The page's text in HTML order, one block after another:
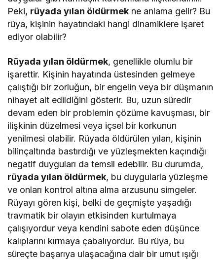
Peki, rüyada yılan öldürmek ne anlama gelir? Bu
rüya, kişinin hayatındaki hangi dinamiklere işaret
ediyor olabilir?
Rüyada yılan öldürmek, genellikle olumlu bir
işarettir. Kişinin hayatında üstesinden gelmeye
çalıştığı bir zorluğun, bir engelin veya bir düşmanın
nihayet alt edildiğini gösterir. Bu, uzun süredir
devam eden bir problemin çözüme kavuşması, bir
ilişkinin düzelmesi veya içsel bir korkunun
yenilmesi olabilir. Rüyada öldürülen yılan, kişinin
bilinçaltında bastırdığı ve yüzleşmekten kaçındığı
negatif duyguları da temsil edebilir. Bu durumda,
rüyada yılan öldürmek, bu duygularla yüzleşme
ve onları kontrol altına alma arzusunu simgeler.
Rüyayı gören kişi, belki de geçmişte yaşadığı
travmatik bir olayın etkisinden kurtulmaya
çalışıyordur veya kendini sabote eden düşünce
kalıplarını kırmaya çabalıyordur. Bu rüya, bu
süreçte başarıya ulaşacağına dair bir umut ışığı